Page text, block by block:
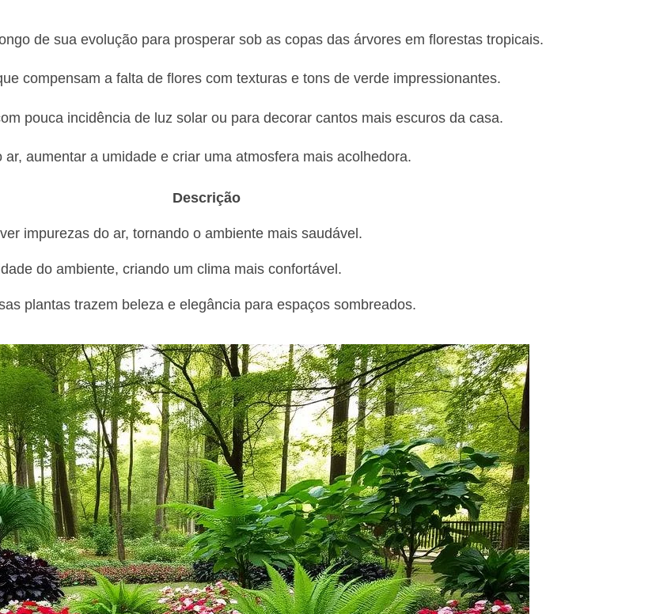
de sua evolução para prosperar sob as copas das árvores em florestas tropicais.
compensam a falta de flores com texturas e tons de verde impressionantes.
pouca incidência de luz solar ou para decorar cantos mais escuros da casa.
aumentar a umidade e criar uma atmosfera mais acolhedora.
Descrição
impurezas do ar, tornando o ambiente mais saudável.
do ambiente, criando um clima mais confortável.
plantas trazem beleza e elegância para espaços sombreados.